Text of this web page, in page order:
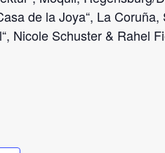
de la Joya“, La
Nicole Schuster & Rahel